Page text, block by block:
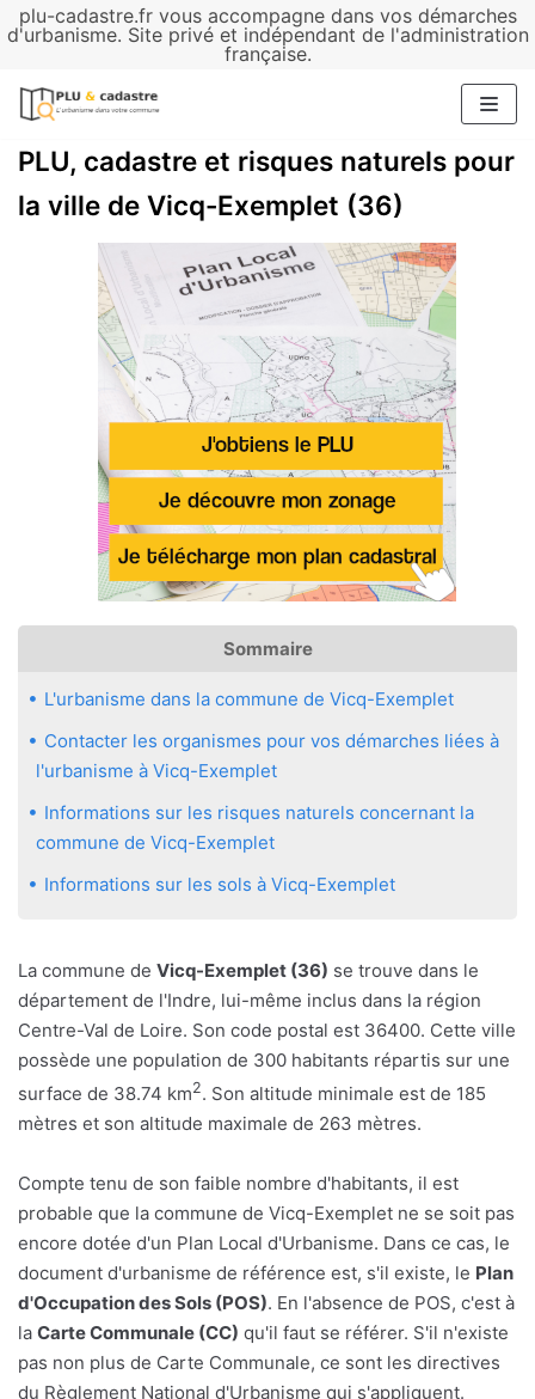
plu-cadastre.fr vous accompagne dans vos démarches
d'urbanisme. Site privé et indépendant de l'administration
française.
Aller
contenu
PLU, cadastre et risques naturels pour
la ville de Vicq-Exemplet (36)
Sommaire
L'urbanisme dans la commune de Vicq-Exemplet
Contacter les organismes pour vos démarches liées à
l'urbanisme à Vicq-Exemplet
Informations sur les risques naturels concernant la
commune de Vicq-Exemplet
Informations sur les sols à Vicq-Exemplet
La commune de Vicq-Exemplet (36) se trouve dans le
département de l'Indre, lui-même inclus dans la région
Centre-Val de Loire. Son code postal est 36400. Cette ville
possède une population de 300 habitants répartis sur une
surface de 38.74 km2. Son altitude minimale est de 185
mètres et son altitude maximale de 263 mètres.
Compte tenu de son faible nombre d'habitants, il est
probable que la commune de Vicq-Exemplet ne se soit pas
encore dotée d'un Plan Local d'Urbanisme. Dans ce cas, le
document d'urbanisme de référence est, s'il existe, le Plan
d'Occupation des Sols (POS). En l'absence de POS, c'est à
la Carte Communale (CC) qu'il faut se référer. S'il n'existe
pas non plus de Carte Communale, ce sont les directives
du Règlement National d'Urbanisme qui s'appliquent.